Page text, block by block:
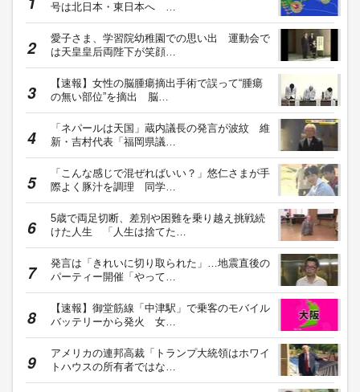
号は北日本・東日本へ …
愛子さま、学習院幼稚園での思い出 運動会で
は天皇皇后両陛下が笑顔…
【速報】女性の脳腫瘍摘出手術で誤って“腫瘍
の無い部位”を摘出 脳…
「ネパールは天国」蔵内議長の発言が波紋 維
新・吉村代表「福岡県議…
「こんな感じで混ぜればいい？」悠仁さまが手
際よく豚汁を調理 同学…
5歳で両足切断、差別や困難を乗り越え挑戦続
けた人生 「人生は捨てた…
発言は「きれいに切り取られた」…地震直後の
パーティー開催「やって…
【速報】御堂筋線「中津駅」で乗客のモバイル
バッテリーから発火 女…
アメリカの連邦高裁「トランプ大統領はホワイ
トハウスの所有者ではな…